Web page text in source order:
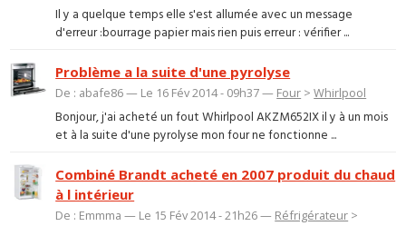
Il y a quelque temps elle s'est allumée avec un message
d'erreur :bourrage papier mais rien puis erreur : vérifier ...
Problème a la suite d'une pyrolyse
De : abafe86 — Le 16 Fév 2014 - 09h37 — Four >Whirlpool
Bonjour, j'ai acheté un fout Whirlpool AKZM652IX il y à un mois
et à la suite d'une pyrolyse mon four ne fonctionne ...
Combiné Brandt acheté en 2007 produit du chaud
à l intérieur
De : Emmma — Le 15 Fév 2014 - 21h26 — Réfrigérateur >